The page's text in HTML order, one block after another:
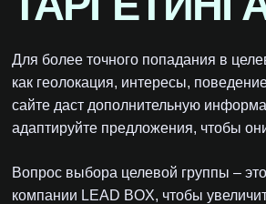
Для более точного попадания в
как геолокация, интересы,
сайте даст дополнительную
адаптируйте предложения, чтобы
Вопрос выбора целевой группы –
компании LEAD BOX, чтобы